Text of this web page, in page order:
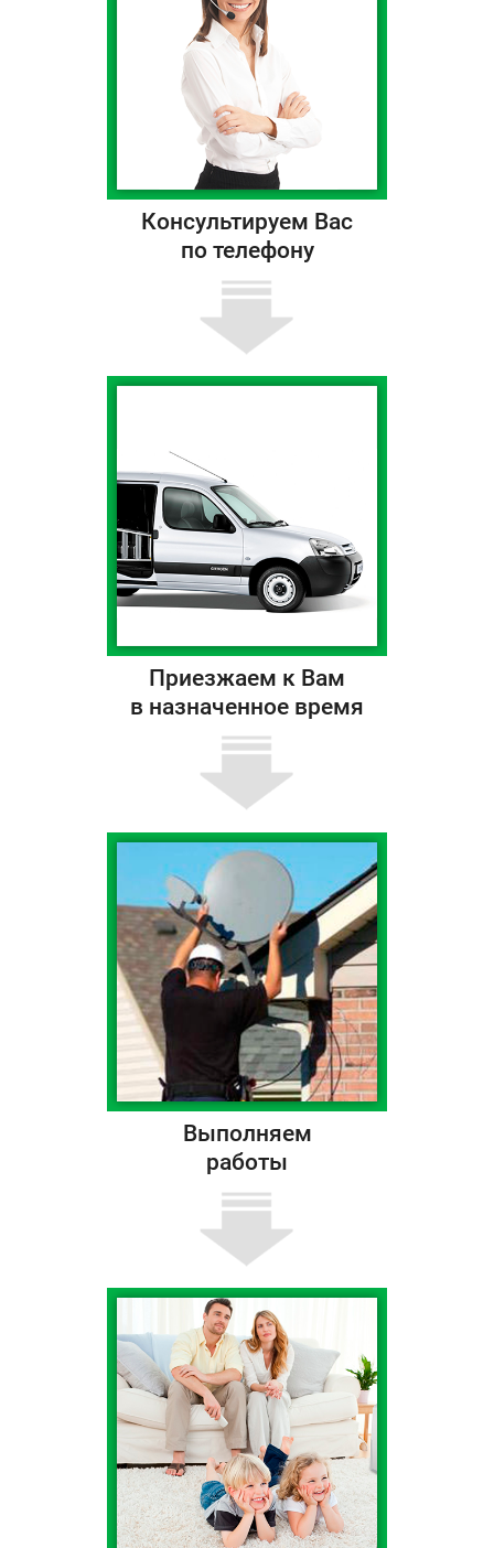
Консультируем Вас
по телефону
Приезжаем к Вам
в назначенное время
Выполняем
работы